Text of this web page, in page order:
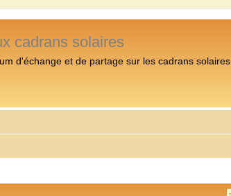
cadrans solaires
d'échange et de partage sur les cadrans solaires